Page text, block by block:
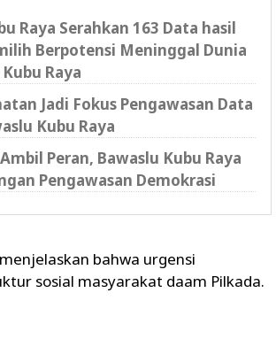
Raya Serahkan 163 Data hasil
Berpotensi Meninggal Dunia
Raya
Jadi Fokus Pengawasan Data
Kubu Raya
Peran, Bawaslu Kubu Raya
Pengawasan Demokrasi
bahwa urgensi
sosial masyarakat daam Pilkada.